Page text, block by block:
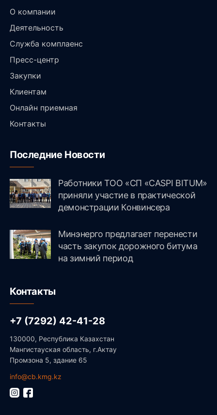
О компании
Деятельность
Служба комплаенс
Пресс-центр
Закупки
Клиентам
Онлайн приемная
Контакты
Последние Новости
Работники ТОО «СП «CASPI BITUM»
приняли участие в практической
демонстрации Конвинсера
Минэнерго предлагает перенести
часть закупок дорожного битума
на зимний период
Контакты
+7 (7292) 42-41-28
130000, Республика Казахстан
Мангистауская область, г.Актау
Промзона 5, здание 65
info@cb.kmg.kz